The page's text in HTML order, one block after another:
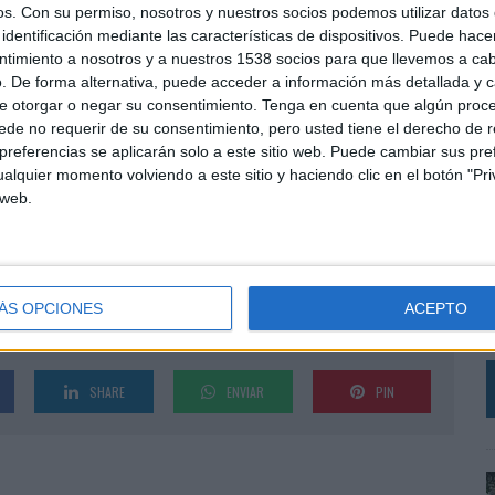
Con su permiso, nosotros y nuestros socios podemos utilizar datos
mediante las características de dispositivos. Puede
a nosotros y a nuestros 1538 socios para que llevemos a
De forma alternativa, puede acceder a información más detallada y
otorgar o negar su consentimiento. Tenga en cuenta que algún
no requerir de su consentimiento, pero usted tiene el derecho de
se aplicarán solo a este sitio web. Puede cambiar sus
momento volviendo a este sitio y haciendo clic en el botón
OPCIONES ACEPTO
de mamparas de protección; aplicación de la
certificada; uso de mascarillas; guantes;
distancia mínima de 2 metros, entre otras.
permiten crear espacios seguros y
también rigurosas pautas -que contemplan
tramitar diariamente las compras y gestionar las
y clientes.
SHARE ENVIAR PIN